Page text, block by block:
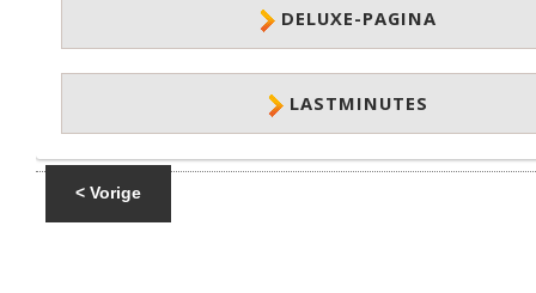
DELUXE-PAGINA
LASTMINUTES
< Vorige